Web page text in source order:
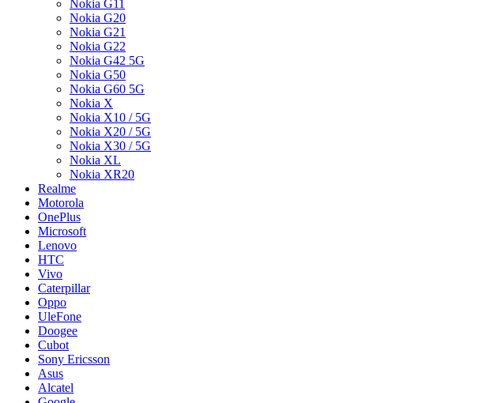
Nokia G11
Nokia G20
Nokia G21
Nokia G22
Nokia G42 5G
Nokia G50
Nokia G60 5G
Nokia X
Nokia X10 / 5G
Nokia X20 / 5G
Nokia X30 / 5G
Nokia XL
Nokia XR20
Realme
Motorola
OnePlus
Microsoft
Lenovo
HTC
Vivo
Caterpillar
Oppo
UleFone
Doogee
Cubot
Sony Ericsson
Asus
Alcatel